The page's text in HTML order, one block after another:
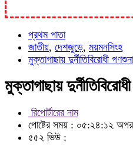
প্রথম পাতা
জাতীয়, দেশজুড়ে, ময়মনসিংহ
মুক্তাগাছায় দুর্নীতিবিরোধী
মুক্তাগাছায়
রিপোর্টারের নাম
পোষ্টের সময় : ০৫:২৪:১২
৫৫২ ভিউ :